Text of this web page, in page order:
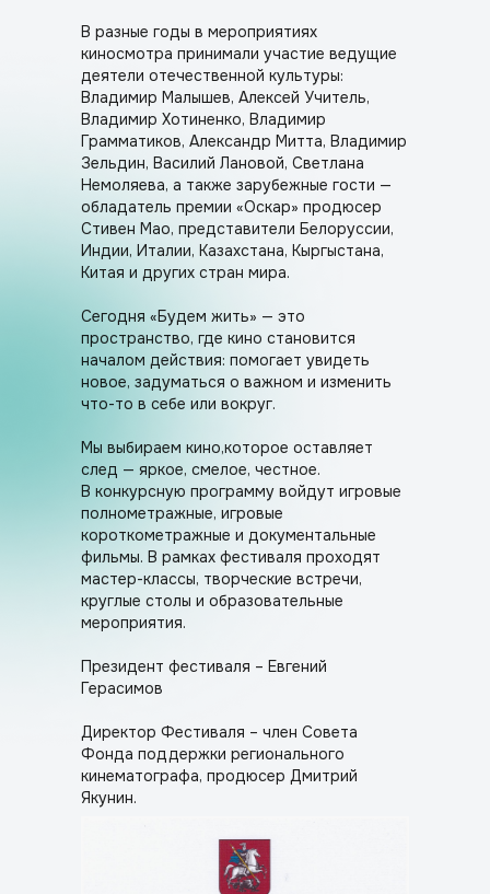
В разные годы в мероприятиях
киносмотра принимали участие ведущие
деятели отечественной культуры:
Владимир Малышев, Алексей Учитель,
Владимир Хотиненко, Владимир
Грамматиков, Александр Митта, Владимир
Зельдин, Василий Лановой, Светлана
Немоляева, а также зарубежные гости —
обладатель премии «Оскар» продюсер
Стивен Мао, представители Белоруссии,
Индии, Италии, Казахстана, Кыргыстана,
Китая и других стран мира.
Сегодня «Будем жить» — это
пространство, где кино становится
началом действия: помогает увидеть
новое, задуматься о важном и изменить
что-то в себе или вокруг.
Мы выбираем кино,которое оставляет
след — яркое, смелое, честное.
В конкурсную программу войдут игровые
полнометражные, игровые
короткометражные и документальные
фильмы. В рамках фестиваля проходят
мастер-классы, творческие встречи,
круглые столы и образовательные
мероприятия.
Президент фестиваля – Евгений
Герасимов
Директор Фестиваля – член Совета
Фонда поддержки регионального
кинематографа, продюсер Дмитрий
Якунин.